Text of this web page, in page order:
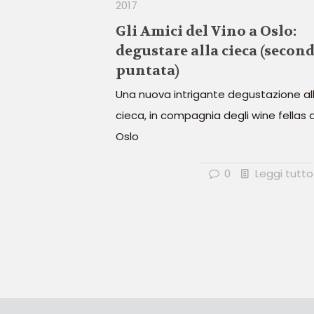
2017
Gli Amici del Vino a Oslo:
degustare alla cieca
puntata)
Una nuova intrigante degustazione
cieca, in compagnia degli wine fellas
Oslo
0 Leggi tutto